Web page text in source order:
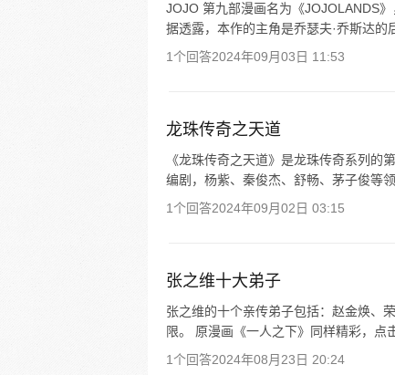
JOJO 第九部漫画名为《JOJOLANDS
据透露，本作的主角是乔瑟夫·乔斯达的
1个回答2024年09月03日 11:53
龙珠传奇之天道
《龙珠传奇之天道》是龙珠传奇系列的
编剧，杨紫、秦俊杰、舒畅、茅子俊等
1个回答2024年09月02日 03:15
张之维十大弟子
张之维的十个亲传弟子包括：赵金焕、
限。 原漫画《一人之下》同样精彩，点
1个回答2024年08月23日 20:24